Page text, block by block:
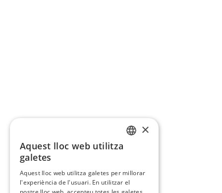
×
Aquest lloc web utilitza
galetes
Aquest lloc web utilitza galetes per millorar
l'experiència de l'usuari. En utilitzar el